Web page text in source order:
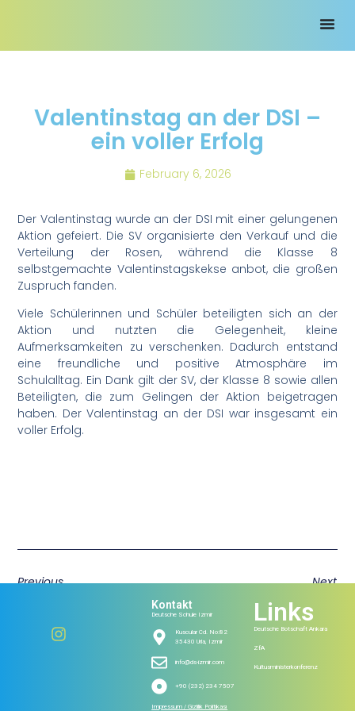
Valentinstag an der DSI –
ein voller Erfolg
February 6, 2026
Der Valentinstag wurde an der DSI mit einer gelungenen
Aktion gefeiert. Die SV organisierte den Verkauf und die
Verteilung der Rosen, während die Klasse 8
selbstgemachte Valentinstagskekse anbot, die großen
Zuspruch fanden.
Viele Schülerinnen und Schüler beteiligten sich an der
Aktion und nutzten die Gelegenheit, kleine
Aufmerksamkeiten zu verschenken. Dadurch entstand
eine freundliche und positive Atmosphäre im
Schulalltag. Ein Dank gilt der SV, der Klasse 8 sowie allen
Beteiligten, die zum Gelingen der Aktion beigetragen
haben. Der Valentinstag an der DSI war insgesamt ein
voller Erfolg.
Previous Next
Kontakt
Deutsche Schule Izmir
Kuscular Cd. No:82
35430 Urla, Izmir
info@ds-izmir.com
+90 (232) 234 7507
Impressum / Gizlilik Politikası
Links
Deutsche Botschaft Ankara
ZfA
Kultusministerkonferenz